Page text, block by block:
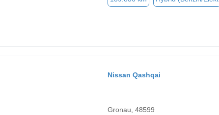
Nissan Qashqai
Gronau, 48599